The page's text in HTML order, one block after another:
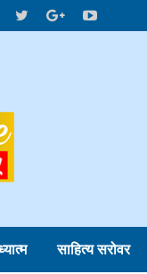
साहित्य सरोवर